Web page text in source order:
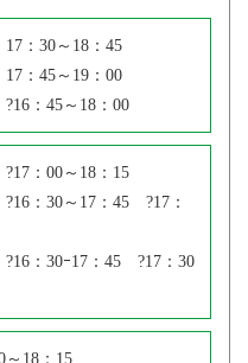
30～18：45
：45～19：00
：45～18：00
00～18：15
30～17：45 ?17：
：30ｰ17：45 ?17：30
18：15